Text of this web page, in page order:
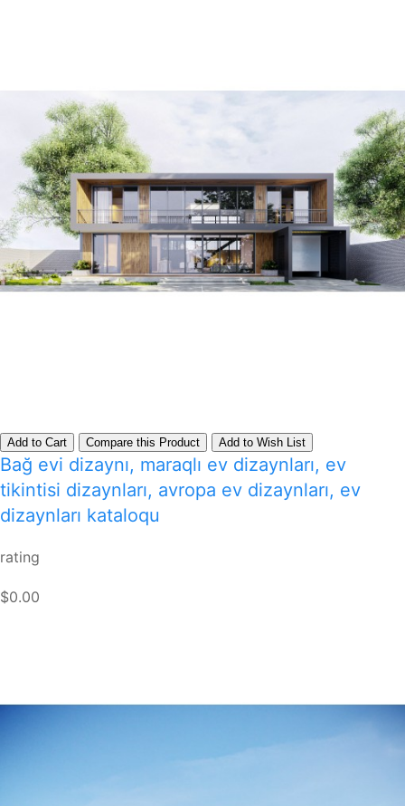
Add to Cart Compare this Product Add to Wish List
Bağ evi dizaynı, maraqlı ev dizaynları, ev
tikintisi dizaynları, avropa ev dizaynları, ev
dizaynları kataloqu
rating
$0.00